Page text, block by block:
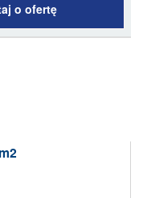
o ofertę